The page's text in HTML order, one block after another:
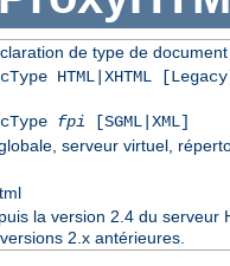
de type de
HTML|XHTML
fpi [SGML|XML]
serveur virtuel,
la version 2.4 du serveur
2.x antérieures.